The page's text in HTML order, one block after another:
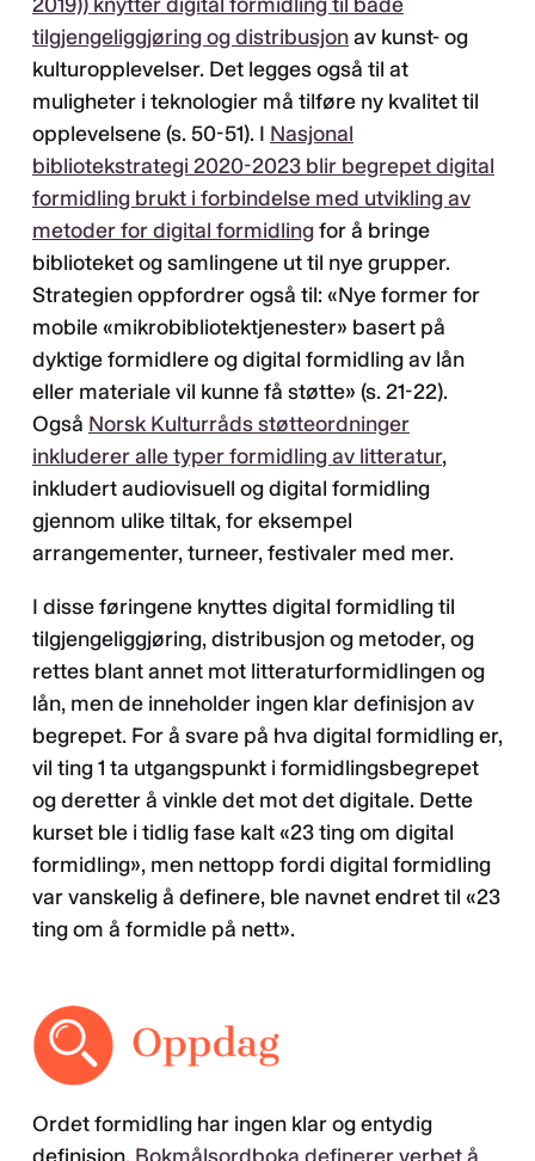
tilgjengeliggjøring og distribusjonav kunst- og
kulturopplevelser. Det legges også til at
muligheter i teknologier må tilføre ny kvalitet til
opplevelsene (s. 50-51). I Nasjonal
bibliotekstrategi 2020-2023 blir begrepet digital
formidling brukt i forbindelse med utvikling av
metoder for digital formidlingfor å bringe
biblioteket og samlingene ut til nye grupper.
Strategien oppfordrer også til: «Nye former for
mobile «mikrobibliotektjenester» basert på
dyktige formidlere og digital formidling av lån
eller materiale vil kunne få støtte» (s. 21-22).
Også Norsk Kulturråds støtteordninger
inkluderer alle typer formidling av litteratur,
inkludert audiovisuell og digital formidling
gjennom ulike tiltak, for eksempel
arrangementer, turneer, festivaler med mer.
I disse føringene knyttes digital formidling til
tilgjengeliggjøring, distribusjon og metoder, og
rettes blant annet mot litteraturformidlingen og
lån, men de inneholder ingen klar definisjon av
begrepet. For å svare på hva digital formidling er,
vil ting 1 ta utgangspunkt i formidlingsbegrepet
og deretter å vinkle det mot det digitale. Dette
kurset ble i tidlig fase kalt «23 ting om digital
formidling», men nettopp fordi digital formidling
var vanskelig å definere, ble navnet endret til «23
ting om å formidle på nett».
Ordet formidling har ingen klar og entydig